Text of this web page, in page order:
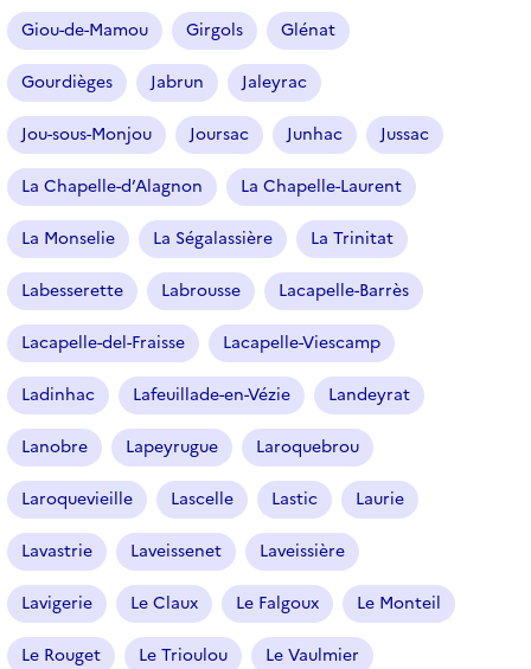
Giou-de-Mamou Girgols Glénat
Gourdièges Jabrun Jaleyrac
Jou-sous-Monjou Joursac Junhac Jussac
La Chapelle-d’Alagnon La Chapelle-Laurent
La Monselie La Ségalassière La Trinitat
Labesserette Labrousse Lacapelle-Barrès
Lacapelle-del-Fraisse Lacapelle-Viescamp
Ladinhac Lafeuillade-en-Vézie Landeyrat
Lanobre Lapeyrugue Laroquebrou
Laroquevieille Lascelle Lastic Laurie
Lavastrie Laveissenet Laveissière
Lavigerie Le Claux Le Falgoux Le Monteil
Le Rouget Le Trioulou Le Vaulmier